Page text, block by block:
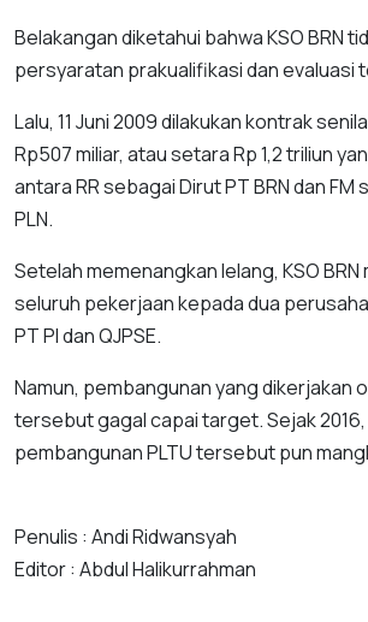
Belakangan diketahui bahwa KSO BRN
persyaratan prakualifikasi dan evaluasi
Lalu, 11 Juni 2009 dilakukan kontrak
Rp507 miliar, atau setara Rp 1,2 triliun
antara RR sebagai Dirut PT BRN dan FM
PLN.
Setelah memenangkan lelang, KSO BRN
seluruh pekerjaan kepada dua
PT PI dan QJPSE.
Namun, pembangunan yang dikerjakan
tersebut gagal capai target. Sejak
pembangunan PLTU tersebut pun
Penulis : Andi Ridwansyah
Editor : Abdul Halikurrahman